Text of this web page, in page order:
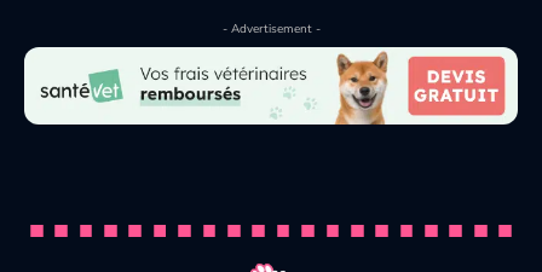
- Advertisement -